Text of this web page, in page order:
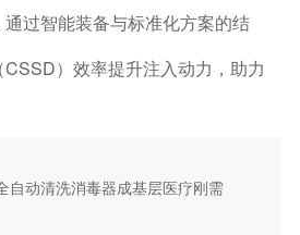
过智能装备与标准化方案的结
）效率提升注入动力，助力
自动清洗消毒器成基层医疗刚需